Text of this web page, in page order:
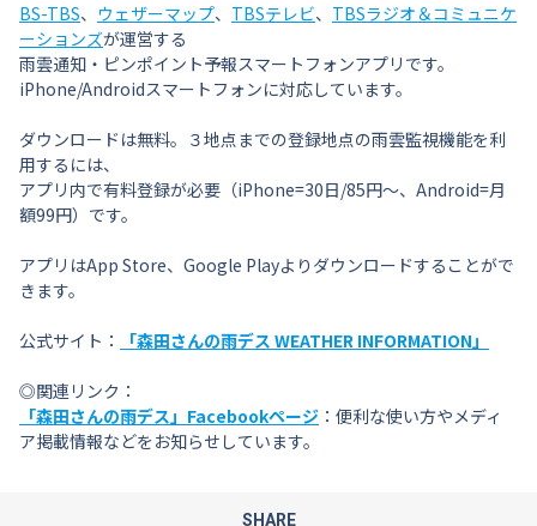
BS-TBS、 ウェザーマップ、 TBSテレビ、 TBSラジオ＆コミュニケ
ーションズが運営する
雨雲通知・ピンポイント予報スマートフォンアプリです。
iPhone/Androidスマートフォンに対応しています。
ダウンロードは無料。３地点までの登録地点の雨雲監視機能を利
用するには、
アプリ内で有料登録が必要（iPhone=30日/85円〜、Android=月
額99円）です。
アプリはApp Store、Google Playよりダウンロードすることがで
きます。
公式サイト： 「森田さんの雨デス WEATHER INFORMATION」
◎関連リンク：
「森田さんの雨デス」Facebookページ ：便利な使い方やメディ
ア掲載情報などをお知らせしています。
SHARE